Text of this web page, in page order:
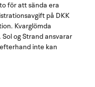
för att sända era
på DKK
Kvarglömda
og Strand ansvarar
inte kan